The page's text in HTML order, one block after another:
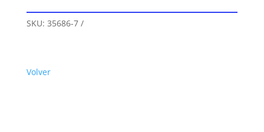
SKU: 35686-7
Volver